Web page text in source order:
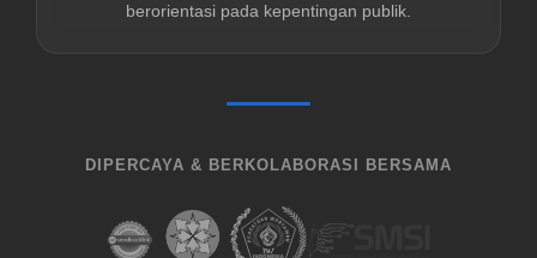
berorientasi pada kepentingan publik.
DIPERCAYA & BERKOLABORASI BERSAMA